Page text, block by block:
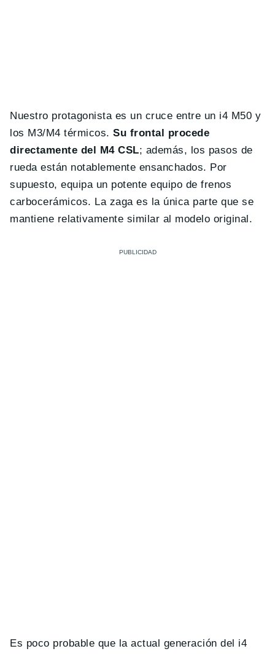
Nuestro protagonista es un cruce entre un i4 M50 y
los M3/M4 térmicos.Su frontal procede
directamente del M4 CSL; además, los pasos de
rueda están notablemente ensanchados. Por
supuesto, equipa un potente equipo de frenos
carbocerámicos. La zaga es la única parte que se
mantiene relativamente similar al modelo original.
Es poco probable que la actual generación del i4